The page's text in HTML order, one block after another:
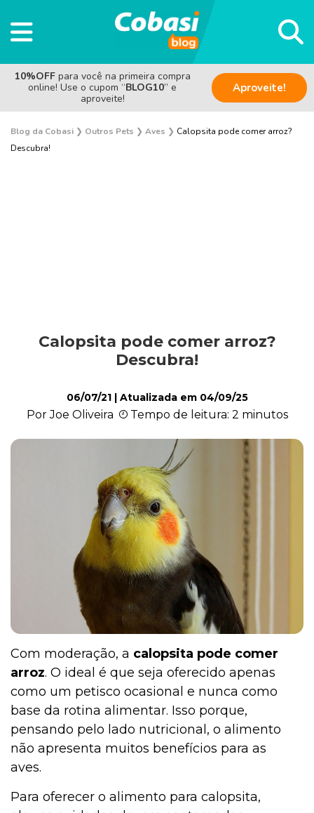
10%OFF para você na primeira compra
online! Use o cupom “BLOG10” e
aproveite!
Aproveite!
Blog da Cobasi ❯ Outros Pets ❯ Aves ❯ Calopsita pode comer arroz?
Descubra!
Exóticos e Silvestres
Mamíferos
Répteis
Roedores
Calopsita pode comer arroz?
Descubra!
06/07/21| Atualizada em 04/09/25
Por Joe Oliveira Tempo de leitura: 2 minutos
Com moderação, a calopsita pode comer
arroz. O ideal é que seja oferecido apenas
como um petisco ocasional e nunca como
base da rotina alimentar. Isso porque,
pensando pelo lado nutricional, o alimento
não apresenta muitos benefícios para as
aves.
Para oferecer o alimento para calopsita,